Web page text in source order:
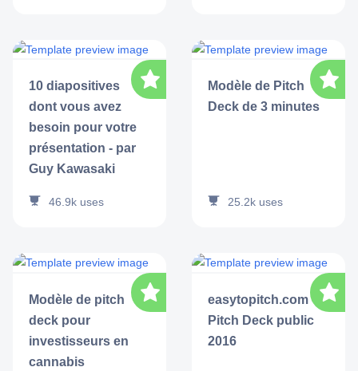
10 diapositives
dont vous avez
besoin pour votre
présentation - par
Guy Kawasaki
46.9k uses
Modèle de Pitch
Deck de 3 minutes
25.2k uses
Modèle de pitch
deck pour
investisseurs en
cannabis
easytopitch.com -
Pitch Deck public
2016